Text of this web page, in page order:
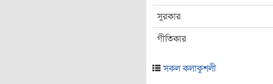
সুরকার
গীতিকার
সকল কলাকুশলী